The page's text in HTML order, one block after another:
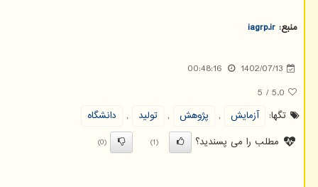
منبع: iagrp.ir
1402/07/13
00:48:16
5.0
/
5
تگها:
آزمایش , پژوهش , تولید ,
دانشگاه
مطلب را می پسندید؟
(1)
(0)